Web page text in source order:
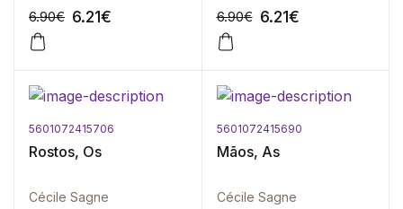
6.90€ 6.21€ 6.90€ 6.21€
5601072415706
Rostos, Os
Cécile Sagne
5601072415690
Mãos, As
Cécile Sagne